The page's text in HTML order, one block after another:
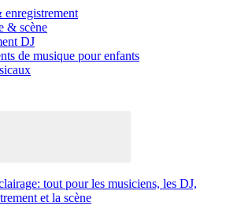
enregistrement
& scène
DJ
de musique pour enfants
tout pour les musiciens, les DJ,
et la scène